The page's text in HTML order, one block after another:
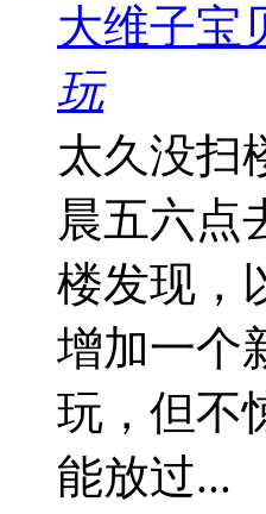
大维子宝
玩
太久没扫
晨五六点
楼发现，
增加一个
玩，但不
能放过...